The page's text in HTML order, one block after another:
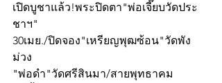
เปิดบูชาแล้ว!พระปิดตา"พ่อเจี๊ยบวัดประ
ชาฯ"
30เมย./ปิดจอง"เหรียญพุฒซ้อน"วัดพัง
ม่วง
"พ่อดำ"วัดศรีสินมา/สายพุทธาคม